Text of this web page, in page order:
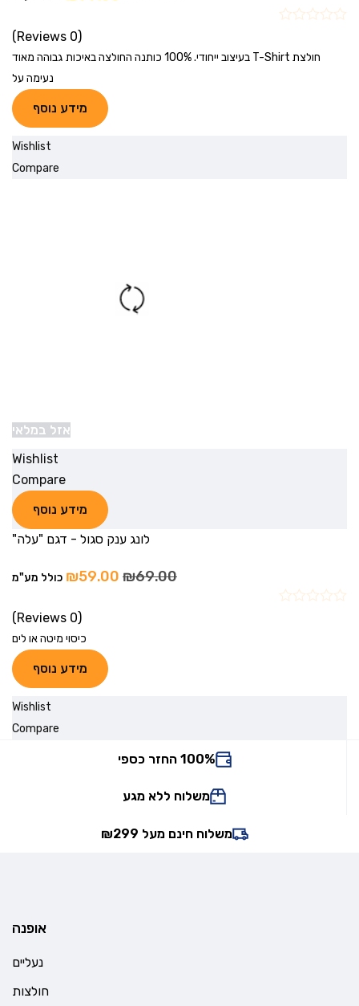
(0 Reviews)
חולצת T-Shirt בעיצוב ייחודי. 100% כותנה החולצה באיכות גבוהה מאוד
נעימה על
מידע נוסף
Wishlist
Compare
אזל במלאי
Wishlist
Compare
מידע נוסף
לונג ענק סגול - דגם "עלה"
₪69.00
₪59.00 כולל מע"מ
(0 Reviews)
כיסוי מיטה או לים
מידע נוסף
Wishlist
Compare
100% החזר כספי
משלוח ללא מגע
משלוח חינם מעל ₪299
אופנה
נעליים
חולצות